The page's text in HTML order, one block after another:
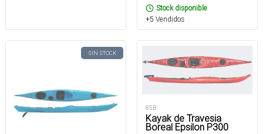
Stock disponible
+5 Vendidos
SIN STOCK
85B
Kayak de Travesia
Boreal Epsilon P300